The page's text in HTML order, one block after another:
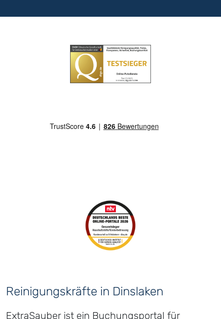
Reinigungskräfte in Dinslaken
ExtraSauber ist ein Buchungsportal für